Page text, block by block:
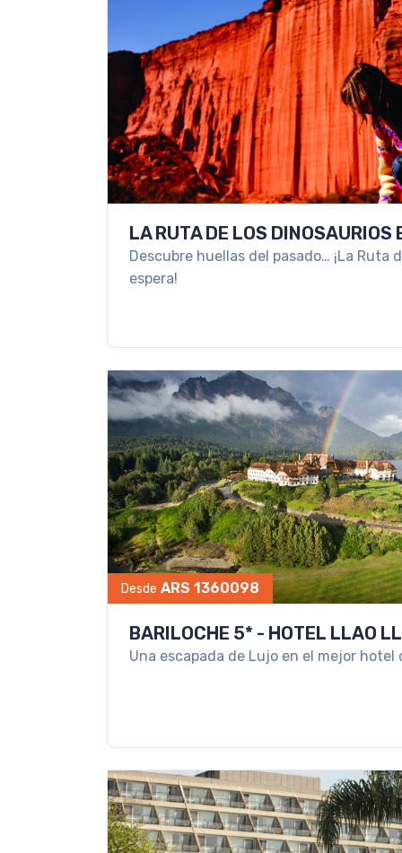
LA RUTA DE LOS DINOSAURIOS
Descubre huellas del pasado… ¡La Ruta
espera!
Desde ARS 1360098
BARILOCHE 5* - HOTEL LLAO
Una escapada de Lujo en el mejor hotel